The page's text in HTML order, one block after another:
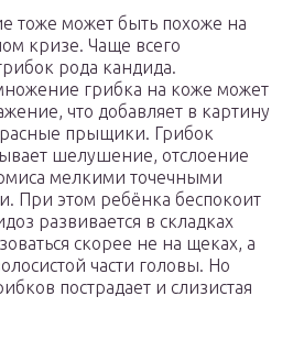
тоже может быть похоже на
кризе. Чаще всего
рода кандида.
грибка на коже может
что добавляет в картину
прыщики. Грибок
шелушение, отслоение
мелкими точечными
При этом ребёнка беспокоит
развивается в складках
скорее не на щеках, а
части головы. Но
пострадает и слизистая